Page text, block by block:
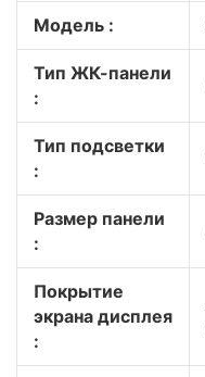
Модель :
Тип ЖК-панели
:
Тип подсветки
:
Размер панели
:
Покрытие
экрана дисплея
: